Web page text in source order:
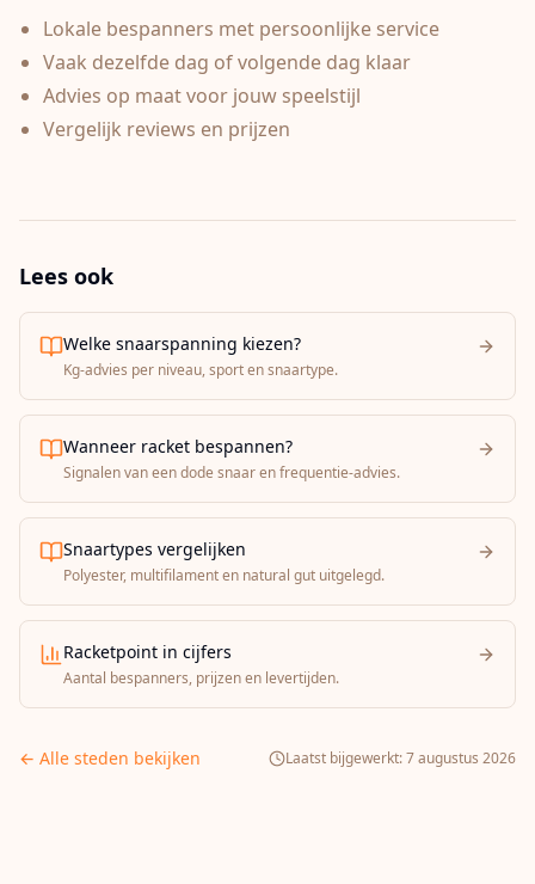
Lokale bespanners met persoonlijke service
Vaak dezelfde dag of volgende dag klaar
Advies op maat voor jouw speelstijl
Vergelijk reviews en prijzen
Lees ook
Welke snaarspanning kiezen?
Kg-advies per niveau, sport en snaartype.
Wanneer racket bespannen?
Signalen van een dode snaar en frequentie-advies.
Snaartypes vergelijken
Polyester, multifilament en natural gut uitgelegd.
Racketpoint in cijfers
Aantal bespanners, prijzen en levertijden.
← Alle steden bekijken Laatst bijgewerkt:7 augustus 2026